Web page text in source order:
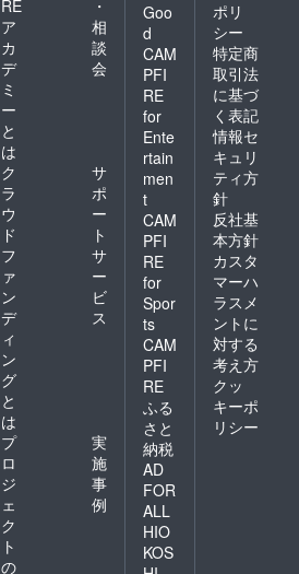
RE
ア
カ
デ
ミ
ー
と
は
・
相
談
会
ク
ラ
ウ
ド
フ
ァ
ン
デ
ィ
ン
グ
と
は
サ
ポ
ー
ト
サ
ー
ビ
ス
プ
ロ
ジ
ェ
ク
ト
の
実
施
事
例
Goo
d
CAM
PFI
RE
for
Ente
rtain
men
t
CAM
PFI
RE
for
Spor
ts
CAM
PFI
RE
ふる
さと
納税
AD
FOR
ALL
HIO
KOS
ポリ
シー
特定商
取引法
に基づ
く表記
情報セ
キュリ
ティ方
針
反社基
本方針
カスタ
マーハ
ラスメ
ントに
対する
考え方
クッ
キーポ
リシー